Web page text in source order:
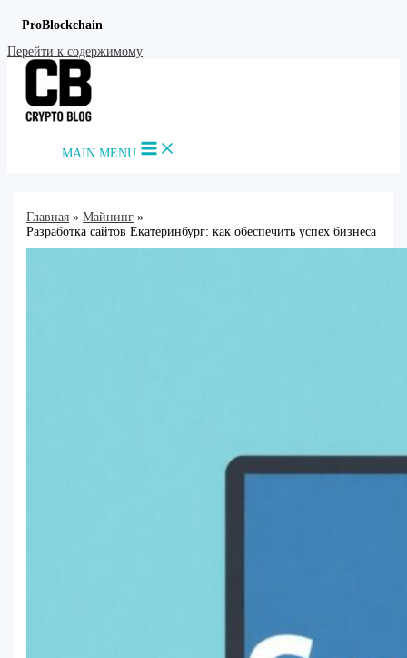
ProBlockchain
Перейти к содержимому
MAIN MENU
Главная
Майнинг
Разработка сайтов Екатеринбург: как обеспечить успех бизнеса